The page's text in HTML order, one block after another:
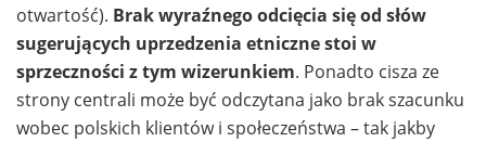
otwartość). Brak wyraźnego odcięcia się od słów
sugerujących uprzedzenia etniczne stoi w
sprzeczności z tym wizerunkiem. Ponadto cisza ze
strony centrali może być odczytana jako brak szacunku
wobec polskich klientów i społeczeństwa – tak jakby